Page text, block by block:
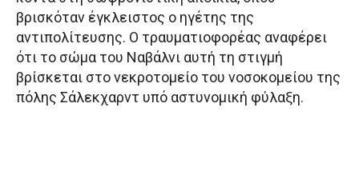
βρισκόταν έγκλειστος ο ηγέτης της
αντιπολίτευσης. Ο τραυματιοφορέας αναφέρει
ότι το σώμα του Ναβάλνι αυτή τη στιγμή
βρίσκεται στο νεκροτομείο του νοσοκομείου της
πόλης Σάλεκχαρντ υπό αστυνομική φύλαξη.